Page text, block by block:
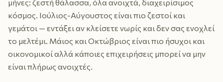
μήνες: ζεστή θάλασσα, όλα ανοιχτά, διαχειρίσιμος
κόσμος. Ιούλιος-Αύγουστος είναι πιο ζεστοί και
γεμάτοι — εντάξει αν κλείσετε νωρίς και δεν σας ενοχλεί
το μελτέμι. Μάιος και Οκτώβριος είναι πιο ήσυχοι και
οικονομικοί αλλά κάποιες επιχειρήσεις μπορεί να μην
είναι πλήρως ανοιχτές.